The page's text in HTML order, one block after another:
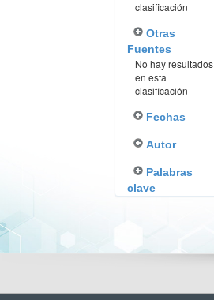
clasificación
Otras
Fuentes
No hay resultados
en esta
clasificación
Fechas
Autor
Palabras
clave